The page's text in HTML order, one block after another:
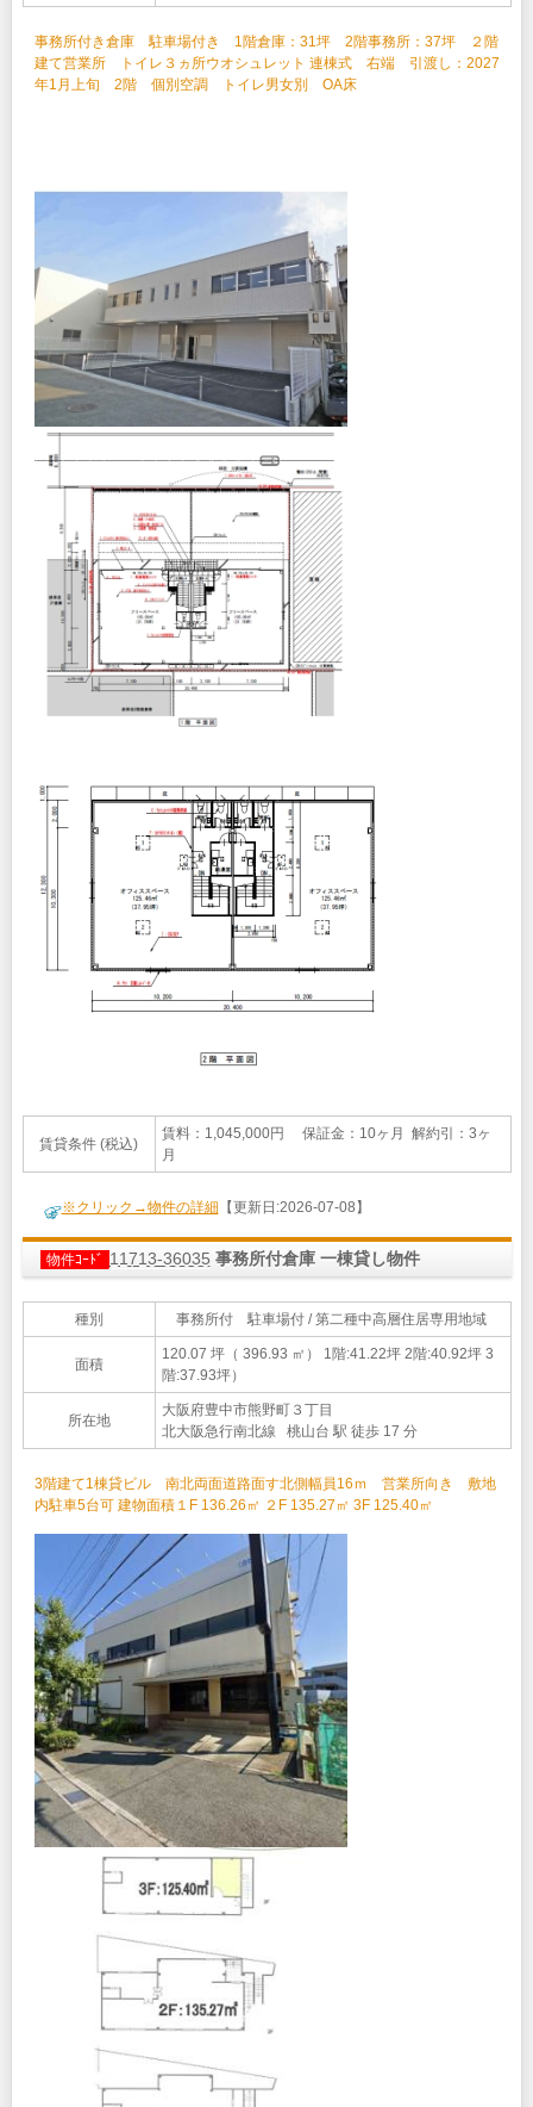
事務所付き倉庫 駐車場付き 1階倉庫：31坪 2階事務所：37坪 ２階
建て営業所 トイレ３ヵ所ウオシュレット 連棟式 右端 引渡し：2027
年1月上旬 2階 個別空調 トイレ男女別 OA床
賃貸条件 (税込)
賃料：1,045,000円 保証金：10ヶ月 解約引：3ヶ
月
※クリック→物件の詳細 【更新日:2026-07-08】
物件ｺｰﾄﾞ 11713-36035 事務所付倉庫 一棟貸し物件
種別 事務所付 駐車場付 / 第二種中高層住居専用地域
面積
120.07 坪（ 396.93 ㎡）
1階:41.22坪 2階:40.92坪 3
階:37.93坪）
所在地
大阪府豊中市熊野町３丁目
北大阪急行南北線 桃山台 駅 徒歩 17 分
3階建て1棟貸ビル 南北両面道路面す北側幅員16ｍ 営業所向き 敷地
内駐車5台可 建物面積１F 136.26㎡ ２F 135.27㎡ 3F 125.40㎡